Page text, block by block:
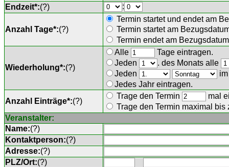
Endzeit*:(?) :
Anzahl Tage*:(?)
Termin startet und endet am
Termin startet am
Termin endet am
Wiederholung*:(?)
Alle
Tage eintragen.
Jeden
. des Monats alle
Jeden
Jedes Jahr eintragen.
Anzahl Einträge*:(?)
Trage den Termin
mal
Trage den Termin maximal bis
Veranstalter:
Name:(?)
Kontaktperson:(?)
Adresse:(?)
PLZ/Ort:(?)